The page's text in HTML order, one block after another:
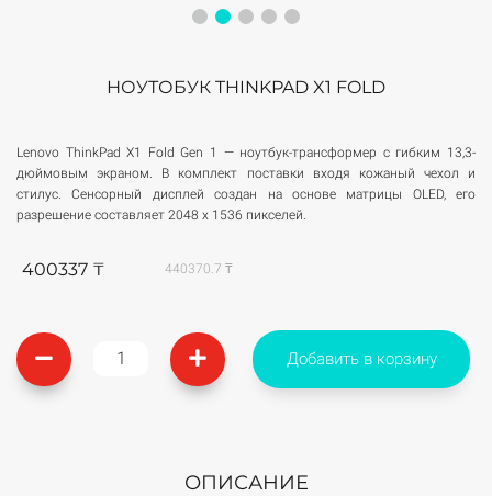
НОУТОБУК THINKPAD X1 FOLD
Lenovo ThinkPad X1 Fold Gen 1 — ноутбук-трансформер с гибким 13,3-
дюймовым экраном. В комплект поставки входя кожаный чехол и
стилус. Сенсорный дисплей создан на основе матрицы OLED, его
разрешение составляет 2048 х 1536 пикселей.
400337 ₸ 440370.7 ₸
Добавить в корзину
ОПИСАНИЕ